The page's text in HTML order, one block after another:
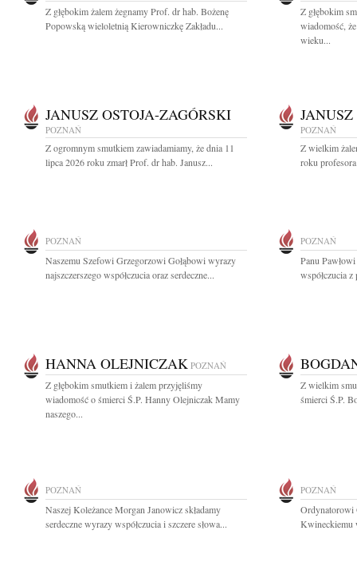
Z głębokim żalem żegnamy Prof. dr hab. Bożenę
Popowską wieloletnią Kierowniczkę Zakładu...
Z głębokim
wiadomość,
wieku...
JANUSZ OSTOJA-ZAGÓRSKI
POZNAŃ
Z ogromnym smutkiem zawiadamiamy, że dnia 11
lipca 2026 roku zmarł Prof. dr hab. Janusz...
POZNAŃ
Z wielkim
roku
POZNAŃ
Naszemu Szefowi Grzegorzowi Gołąbowi wyrazy
najszczerszego współczucia oraz serdeczne...
POZNAŃ
Panu
współczucia
HANNA OLEJNICZAK POZNAŃ
Z głębokim smutkiem i żalem przyjęliśmy
wiadomość o śmierci Ś.P. Hanny Olejniczak Mamy
naszego...
Z wielkim
śmierci Ś.P.
POZNAŃ
Naszej Koleżance Morgan Janowicz składamy
serdeczne wyrazy współczucia i szczere słowa...
POZNAŃ
Ordynatorowi
Kwineckiemu